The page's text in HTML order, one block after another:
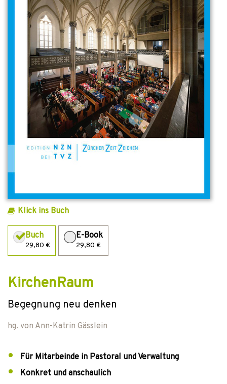
Klick ins Buch
Buch
29,80 €
E-Book
29,80 €
KirchenRaum
Begegnung neu denken
hg. von Ann-Katrin Gässlein
Für Mitarbeinde in Pastoral und Verwaltung
Konkret und anschaulich